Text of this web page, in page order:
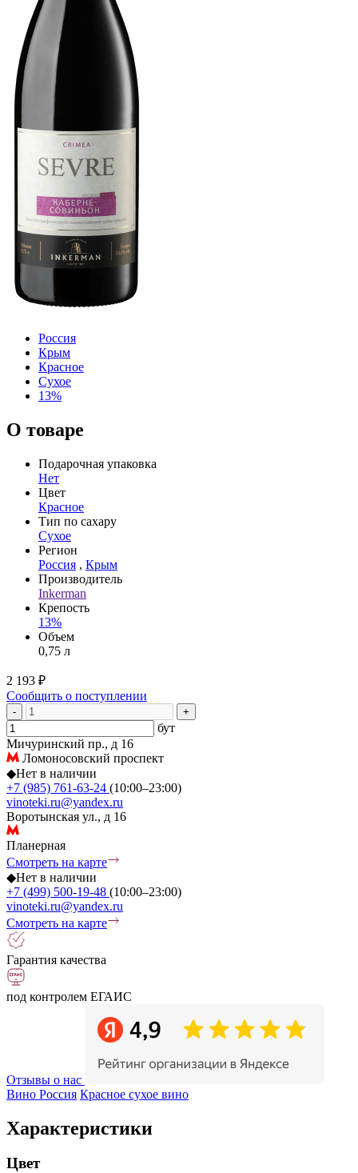
Россия
Крым
Красное
Сухое
13%
О товаре
Подарочная упаковка
Нет
Цвет
Красное
Тип по сахару
Сухое
Регион
Россия , Крым
Производитель
Inkerman
Крепость
13%
Объем
0,75 л
2 193 ₽
Сообщить о поступлении
- +
бут
Мичуринский пр., д 16
Ломоносовский проспект
◆Нет в наличии
+7 (985) 761-63-24 (10:00–23:00)
vinoteki.ru@yandex.ru
Воротынская ул., д 16
Планерная
Смотреть на карте
◆Нет в наличии
+7 (499) 500-19-48 (10:00–23:00)
vinoteki.ru@yandex.ru
Смотреть на карте
Гарантия качества
под контролем ЕГАИС
Отзывы о нас
Вино Россия Красное сухое вино
Характеристики
Цвет